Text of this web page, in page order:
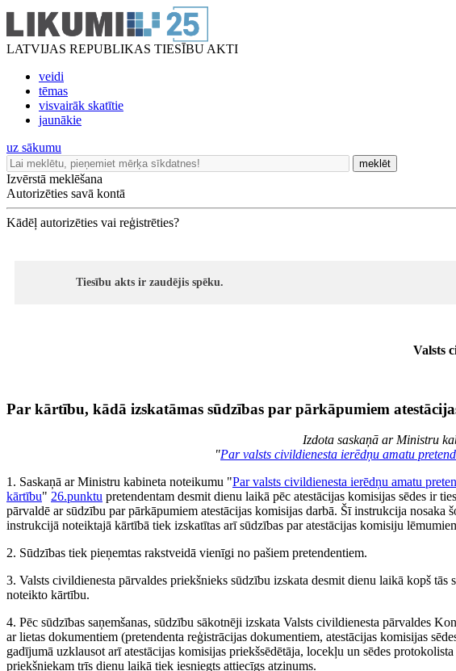
LATVIJAS REPUBLIKAS TIESĪBU AKTI
veidi
tēmas
visvairāk skatītie
jaunākie
uz sākumu
meklēt
Izvērstā meklēšana
Autorizēties savā kontā
Kādēļ autorizēties vai reģistrēties?
Tiesību akts ir zaudējis spēku.
Valsts
Par kārtību, kādā izskatāmas sūdzības par pārkāpumiem
Izdota saskaņā ar Ministru
"Par valsts civildienesta ierēdņu amatu
1. Saskaņā ar Ministru kabineta noteikumu "Par valsts civildienesta ierēdņu amatu
kārtību" 26.punktu pretendentam desmit dienu laikā pēc atestācijas komisijas sēdes ir
pārvaldē ar sūdzību par pārkāpumiem atestācijas komisijas darbā. Šī instrukcija nosaka
instrukcijā noteiktajā kārtībā tiek izskatītas arī sūdzības par atestācijas komisiju
2. Sūdzības tiek pieņemtas rakstveidā vienīgi no pašiem pretendentiem.
3. Valsts civildienesta pārvaldes priekšnieks sūdzību izskata desmit dienu laikā kopš tās
noteikto kārtību.
4. Pēc sūdzības saņemšanas, sūdzību sākotnēji izskata Valsts civildienesta pārvaldes
ar lietas dokumentiem (pretendenta reģistrācijas dokumentiem, atestācijas komisijas
gadījumā uzklausot arī atestācijas komisijas priekšsēdētāja, locekļu un sēdes
priekšniekam trīs dienu laikā tiek iesniegts attiecīgs atzinums.